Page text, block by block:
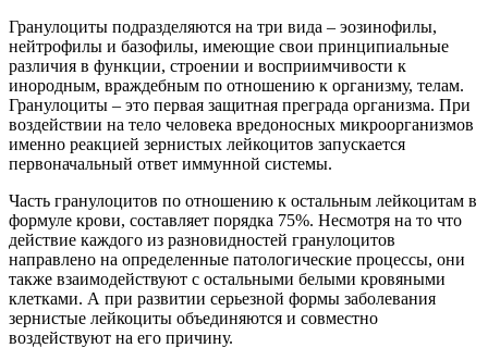
Гранулоциты подразделяются на три вида – эозинофилы,
нейтрофилы и базофилы, имеющие свои принципиальные
различия в функции, строении и восприимчивости к
инородным, враждебным по отношению к организму, телам.
Гранулоциты – это первая защитная преграда организма. При
воздействии на тело человека вредоносных микроорганизмов
именно реакцией зернистых лейкоцитов запускается
первоначальный ответ иммунной системы.
Часть гранулоцитов по отношению к остальным лейкоцитам в
формуле крови, составляет порядка 75%. Несмотря на то что
действие каждого из разновидностей гранулоцитов
направлено на определенные патологические процессы, они
также взаимодействуют с остальными белыми кровяными
клетками. А при развитии серьезной формы заболевания
зернистые лейкоциты объединяются и совместно
воздействуют на его причину.